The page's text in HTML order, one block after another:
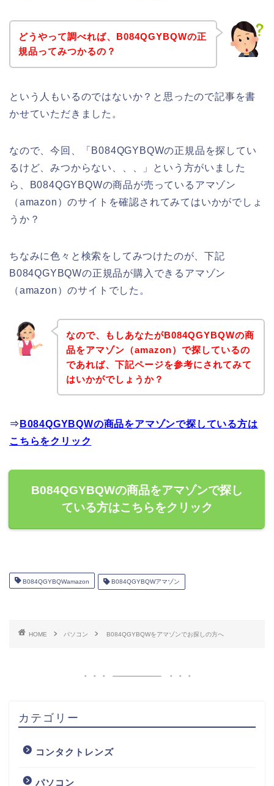
どうやって調べれば、B084QGYBQWの正
規品ってみつかるの？
という人もいるのではないか？と思ったので記事を書
かせていただきました。
なので、今回、「B084QGYBQWの正規品を探してい
るけど、みつからない、、、」という方がいました
ら、B084QGYBQWの商品が売っているアマゾン
（amazon）のサイトを確認されてみてはいかがでしょ
うか？
ちなみに色々と検索をしてみつけたのが、下記
B084QGYBQWの正規品が購入できるアマゾン
（amazon）のサイトでした。
なので、もしあなたがB084QGYBQWの商
品をアマゾン（amazon）で探しているの
であれば、下記ページを参考にされてみて
はいかがでしょうか？
⇒ B084QGYBQWの商品をアマゾンで探している方は
こちらをクリック
B084QGYBQWの商品をアマゾンで探し
ている方はこちらをクリック
B084QGYBQWamazon B084QGYBQWアマゾン
HOME パソコン B084QGYBQWをアマゾンでお探しの方へ
カテゴリー
コンタクトレンズ
パソコン